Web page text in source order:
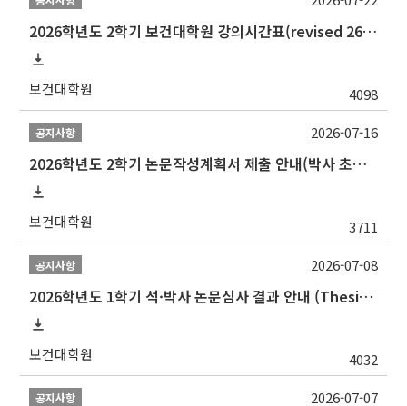
2026학년도 2학기 보건대학원 강의시간표(revised 260803)(2026 2nd SEMESTER SNU GSPH TIMETABLE)
보건대학원 4098
공지사항
2026학년도 2학기 논문작성계획서 제출 안내(박사 초심 일정 포함)_Thesis Proposal
보건대학원 3711
2026-07-16
공지사항
2026학년도 1학기 석·박사 논문심사 결과 안내 (Thesis Defense Result)
보건대학원 4032
2026-07-08
공지사항 2026-07-07